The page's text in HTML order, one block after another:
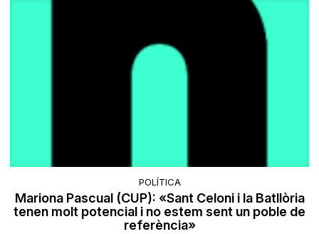
POLÍTICA
Mariona Pascual (CUP): «Sant Celoni i la Batllòria
tenen molt potencial i no estem sent un poble de
referència»